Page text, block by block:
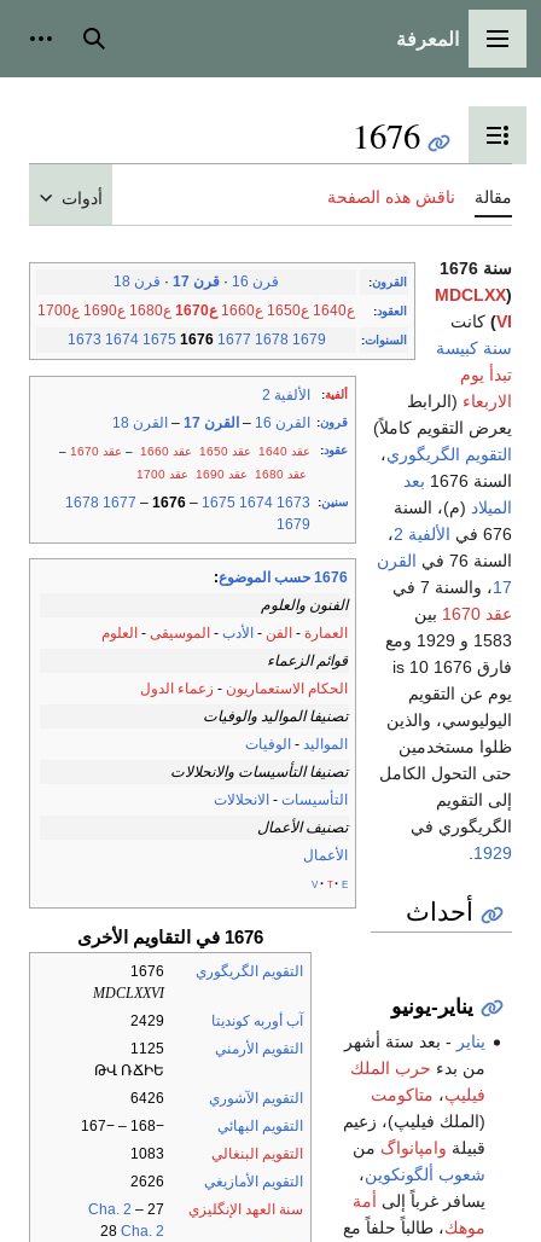
القائمة الرئيسية
المعرفة بحث
تبديل عرض جدول المحتويات
1676
مقالة ناقش هذه الصفحة أدوات
القرون: قرن 16 · قرن 17 · قرن 18
العقود: ع1640 ع1650 ع1660 ع1670 ع1680 ع1690 ع1700
السنوات:
1673 1674 1675 1676 1677 1678 1679
ألفية: الألفية 2
قرون: القرن 16 – القرن 17 – القرن 18
عقود: عقد 1640 عقد 1650 عقد 1660 – عقد 1670
–
عقد 1680
عقد 1690 عقد 1700
سنين:
1673
1674
1675
–
1676
–
1677
1678
1679
1676 حسب الموضوع
:
الفنون والعلوم
العمارة - الفن - الأدب - الموسيقى - العلوم
قوائم الزعماء
الحكام الاستعماريون - زعماء الدول
تصنيفا المواليد والوفيات
المواليد - الوفيات
تصنيفا التأسيسات والانحلالات
التأسيسات - الانحلالات
تصنيف الأعمال
الأعمال
v t e
1676 في التقاويم الأخرى
التقويم الگريگوري
1676
MDCLXXVI
آب أوربه كونديتا
2429
التقويم الأرمني
1125
ԹՎ ՌՃԻԵ
التقويم الآشوري
6426
التقويم البهائي
−168 – −167
التقويم البنغالي
1083
التقويم الأمازيغي
2626
سنة العهد الإنگليزي
27
Cha. 2 –
28 Cha. 2
سنة 1676
(
MDCLXX
VI
) كانت
سنة كبيسة
تبدأ يوم
الاربعاء (الرابط
يعرض التقويم كاملاً)
التقويم الگريگوري،
السنة 1676
بعد
الميلاد (م)، السنة
676 في
الألفية 2
،
السنة 76 في
القرن
17، والسنة 7 في
عقد 1670
بين
1583 و 1929 ومع
فارق 1676 is 10
يوم عن التقويم
اليوليوسي، والذين
ظلوا مستخدمين
حتى التحول الكامل
إلى التقويم
الگريگوري في
1929
أحداث
يناير-يونيو
يناير - بعد ستة أشهر
من بدء حرب الملك
فيليپ، متاكومت
(الملك فيليپ)، زعيم
قبيلة وامپانواگ من
شعوب ألگونكوين،
يسافر غرباً إلى أمة
موهك، طالباً حلفاً مع